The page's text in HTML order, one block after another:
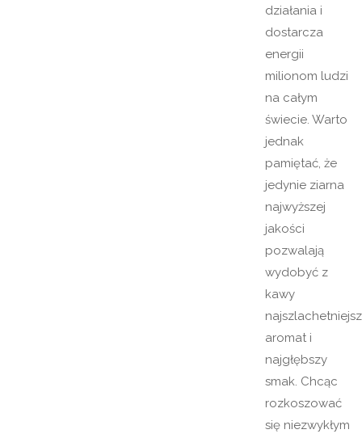
działania i
dostarcza
energii
milionom ludzi
na całym
świecie. Warto
jednak
pamiętać, że
jedynie ziarna
najwyższej
jakości
pozwalają
wydobyć z
kawy
aromat i
najgłębszy
smak. Chcąc
rozkoszować
się niezwykłym